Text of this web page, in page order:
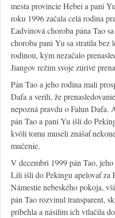
mesta provincie Hebei a pani
roku 1996 začala celá rodina
Ľadvinová choroba pána Tao
choroba pani Yu sa stratila bez
rodinou, kým nezačalo
Jiangov režim svoje zúrivé
Pán Tao a jeho rodina mali
Dafa a verili, že
nepozná pravdu o Falun Dafa.
pán Tao a pani Yu išli do
kvôli tomu museli znášať
mučenie.
V decembri 1999 pán Tao,
Lili išli do Pekingu apelovať za
Námestie nebeského pokoja,
pán Tao rozvinul transparent,
pribehla a násilím ich vtlačila